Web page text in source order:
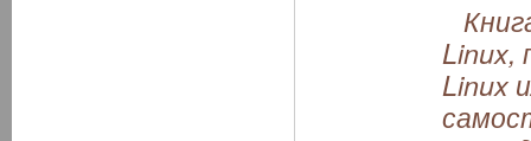
Linux,
Linux